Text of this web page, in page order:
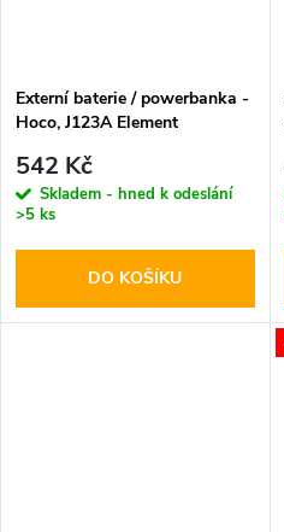
Externí baterie / powerbanka -
Hoco, J123A Element
542 Kč
Skladem - hned k odeslání
>5 ks
DO KOŠÍKU